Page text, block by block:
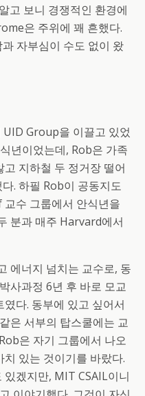
고 보니 경쟁적인 환경에
은 주위에 꽤 흔했다.
자부심이 수도 없이 왔
UID Group을 이끌고 있었
년이었는데, Rob은 가족
지하철 두 정거장 떨어
. 하필 Rob이 공동지도
수 그룹에서 안식년을
분과 매주 Harvard에서
에너지 넘치는 교수로, 동
사과정 6년 후 바로 모교
다. 동부에 있고 싶어서
은 서부의 탑스쿨에는 교
은 자기 그룹에서 나오
있는 것이기를 바랐다.
겠지만, MIT CSAIL이니